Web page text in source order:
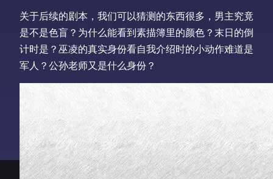
关于后续的剧本，我们可以猜测的东西很多，男主究竟
是不是色盲？为什么能看到素描簿里的颜色？末日的倒
计时是？巫凌的真实身份看自我介绍时的小动作难道是
军人？公孙老师又是什么身份？